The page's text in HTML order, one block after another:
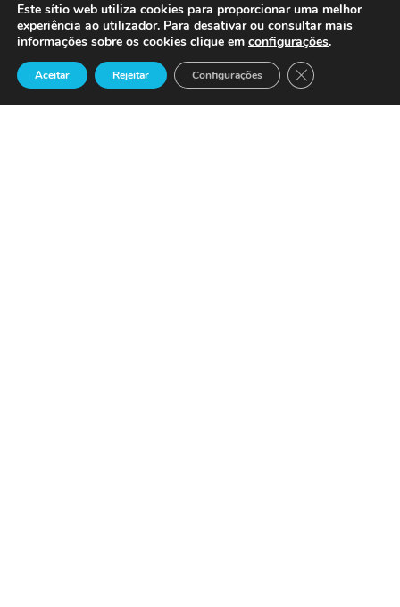
em que os CTR estão localizados em
outros países, sendo cada vez mais
frequente encontrar CTR de carácter
Este sítio web utiliza cookies para proporcionar uma melhor
experiência ao utilizador. Para desativar ou consultar mais
informações sobre os cookies clique em configurações.
Aceitar Rejeitar Configurações Close GDPR